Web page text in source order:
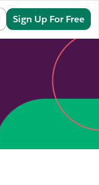
Sign Up For Free